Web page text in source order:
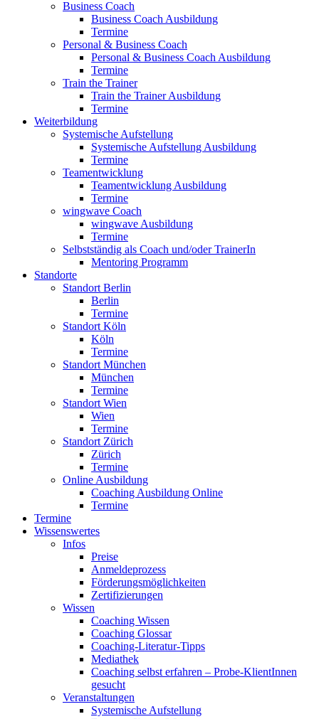
Business Coach
Business Coach Ausbildung
Termine
Personal & Business Coach
Personal & Business Coach Ausbildung
Termine
Train the Trainer
Train the Trainer Ausbildung
Termine
Weiterbildung
Systemische Aufstellung
Systemische Aufstellung Ausbildung
Termine
Teamentwicklung
Teamentwicklung Ausbildung
Termine
wingwave Coach
wingwave Ausbildung
Termine
Selbstständig als Coach und/oder TrainerIn
Mentoring Programm
Standorte
Standort Berlin
Berlin
Termine
Standort Köln
Köln
Termine
Standort München
München
Termine
Standort Wien
Wien
Termine
Standort Zürich
Zürich
Termine
Online Ausbildung
Coaching Ausbildung Online
Termine
Termine
Wissenswertes
Infos
Preise
Anmeldeprozess
Förderungsmöglichkeiten
Zertifizierungen
Wissen
Coaching Wissen
Coaching Glossar
Coaching-Literatur-Tipps
Mediathek
Coaching selbst erfahren – Probe-KlientInnen
gesucht
Veranstaltungen
Systemische Aufstellung